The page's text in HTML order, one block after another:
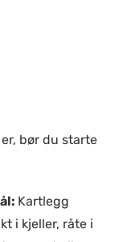
bør du starte
Kartlegg
i kjeller, råte i